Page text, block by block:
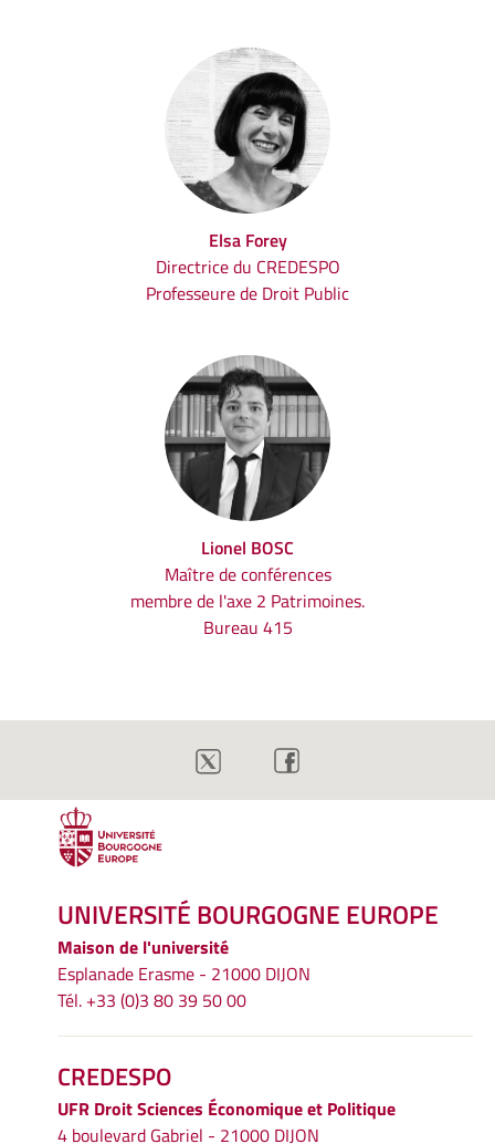
Elsa Forey
Directrice du CREDESPO
Professeure de Droit Public
Lionel BOSC
Maître de conférences
membre de l'axe 2 Patrimoines.
Bureau 415
UNIVERSITÉ BOURGOGNE EUROPE
Maison de l'université
Esplanade Erasme - 21000 DIJON
Tél. +33 (0)3 80 39 50 00
CREDESPO
UFR Droit Sciences Économique et Politique
4 boulevard Gabriel - 21000 DIJON